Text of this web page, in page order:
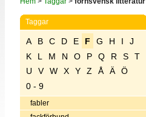
Taggar
A B C D E F G H I
J
K
L M N O P Q R S
T
U
V W X Y Z Å Ä
Ö
0 - 9
fabler